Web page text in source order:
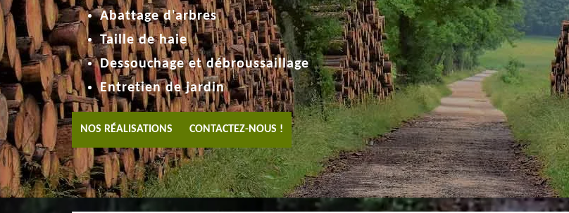
Abattage d'arbres
Taille de haie
Dessouchage et débroussaillage
Entretien de jardin
NOS RÉALISATIONS CONTACTEZ-NOUS !